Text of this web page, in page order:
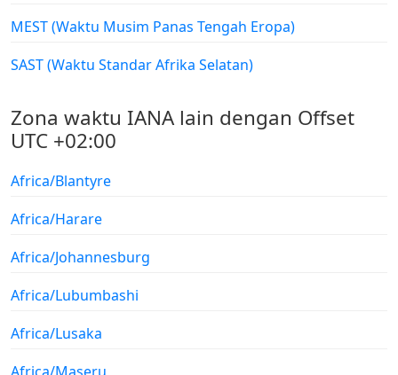
MEST (Waktu Musim Panas Tengah Eropa)
SAST (Waktu Standar Afrika Selatan)
Zona waktu IANA lain dengan Offset
UTC +02:00
Africa/Blantyre
Africa/Harare
Africa/Johannesburg
Africa/Lubumbashi
Africa/Lusaka